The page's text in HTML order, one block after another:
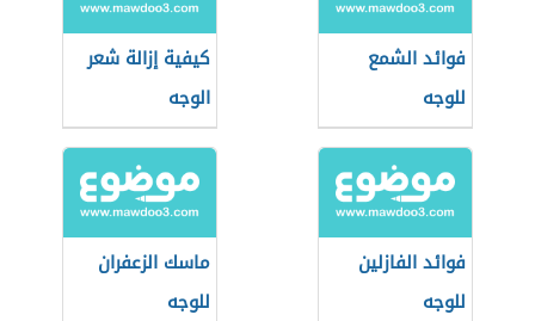
فوائد الشمع
للوجه
كيفية إزالة شعر
الوجه
فوائد الفازلين
للوجه
ماسك الزعفران
للوجه